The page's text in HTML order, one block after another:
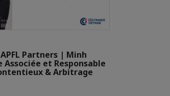
Partners | Minh
Associée et Responsable
& Arbitrage